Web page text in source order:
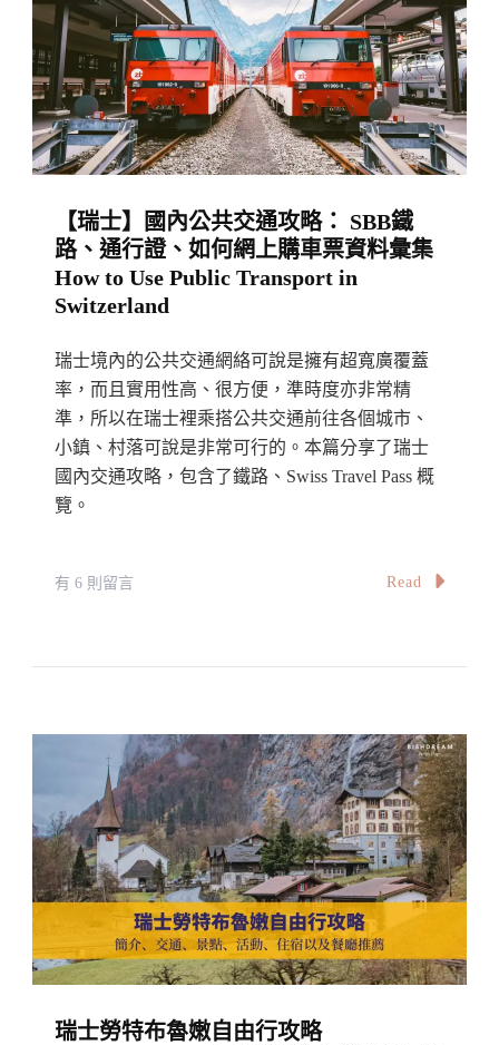
攻
略
Murren：
小
鎮
介/
行
程
排/
住
宿/
交
通/
景
周
動〉
中
【瑞士】國內公共交通攻略： SBB鐵
路、通行證、如何網上購車票資料彙集
How to Use Public Transport in
Switzerland
瑞士境內的公共交通網絡可說是擁有超寬廣覆蓋
率，而且實用性高、很方便，準時度亦非常精
準，所以在瑞士裡乘搭公共交通前往各個城市、
小鎮、村落可說是非常可行的。本篇分享了瑞士
國內交通攻略，包含了鐵路、Swiss Travel Pass 概
覽。
在
交
通
攻
略：
鐵
通
有 6 則留言 Read
瑞士勞特布魯嫩自由行攻略